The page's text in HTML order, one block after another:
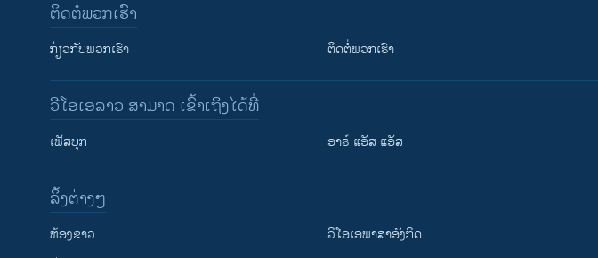
ຕິດຕາມພວກເຮົາ ທີ່
ຕິດຕໍ່ພວກເຮົາ
ກ່ຽວກັບພວກເຮົາ ຕິດຕໍ່ພວກເຮົາ
ວີໂອເອລາວ ສາມາດ ເຂົ້າເຖິງໄດ້ທີ່
ເຟັສບຸກ ອາຣ໌ ແອັສ ແອັສ
​ລິ້ງ​ຕ່າງໆ
​ຫ້ອງ​ຂ່າວ
ວີ​ໂອ​ເອ​ພາ​ສາ​ອັງ​ກິດ